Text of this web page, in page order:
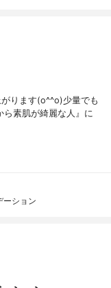
ります(o^^o)少量でも
素肌が綺麗な人』に
ーション